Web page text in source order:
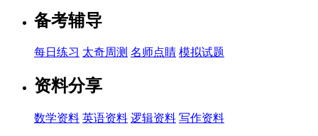
备考辅导
每日练习 太奇周测 名师点睛 模拟试题
资料分享
数学资料 英语资料 逻辑资料 写作资料